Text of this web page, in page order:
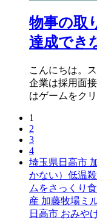
物事の取
達成でき
こんにちは。
企業は採用面
はゲームをク
1
2
3
4
埼玉県日高市
かない）低温
ムをさっくり
産 加藤牧場ミ
日高市 おみや